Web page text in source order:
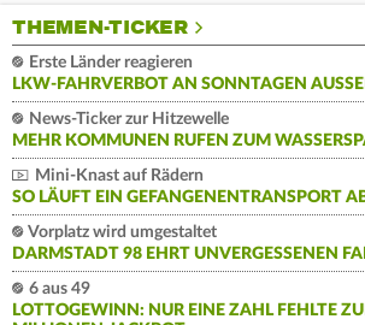
THEMEN-TICKER
Erste Länder reagieren
LKW-FAHRVERBOT AN SONNTAGEN
News-Ticker zur Hitzewelle
MEHR KOMMUNEN RUFEN ZUM
Mini-Knast auf Rädern
SO LÄUFT EIN GEFANGENENTRANSPORT
Vorplatz wird umgestaltet
DARMSTADT 98 EHRT UNVERGESSENEN
6 aus 49
LOTTOGEWINN: NUR EINE ZAHL FEHLTE